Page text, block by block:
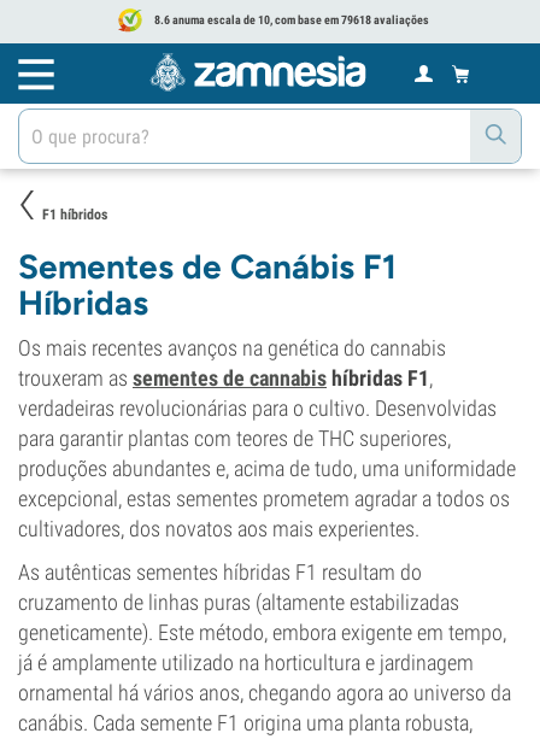
8.6 anuma escala de 10, com base em 79618 avaliações
F1 híbridos
Sementes de Canábis F1
Híbridas
Os mais recentes avanços na genética do cannabis
trouxeram as sementes de cannabis híbridas F1,
verdadeiras revolucionárias para o cultivo. Desenvolvidas
para garantir plantas com teores de THC superiores,
produções abundantes e, acima de tudo, uma uniformidade
excepcional, estas sementes prometem agradar a todos os
cultivadores, dos novatos aos mais experientes.
As autênticas sementes híbridas F1 resultam do
cruzamento de linhas puras (altamente estabilizadas
geneticamente). Este método, embora exigente em tempo,
já é amplamente utilizado na horticultura e jardinagem
ornamental há vários anos, chegando agora ao universo da
canábis. Cada semente F1 origina uma planta robusta,